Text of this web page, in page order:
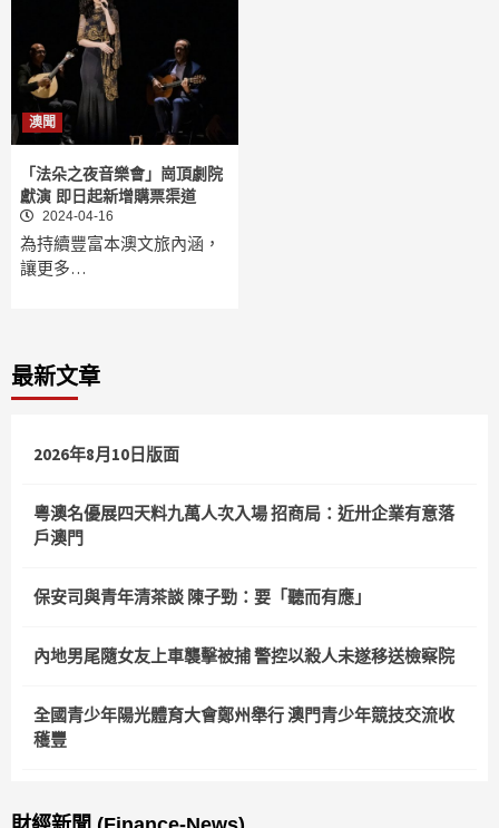
澳聞
「法朵之夜音樂會」崗頂劇院
獻演 即日起新增購票渠道
2024-04-16
為持續豐富本澳文旅內涵，
讓更多…
最新文章
2026年8月10日版面
粵澳名優展四天料九萬人次入場 招商局：近卅企業有意落
戶澳門
保安司與青年清茶談 陳子勁：要「聽而有應」
內地男尾隨女友上車襲擊被捕 警控以殺人未遂移送檢察院
全國青少年陽光體育大會鄭州舉行 澳門青少年競技交流收
穫豐